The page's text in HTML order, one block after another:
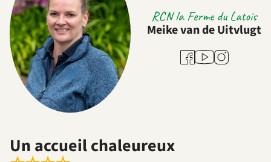
RCN la Ferme du Latois
Meike van de Uitvlugt
Facebook
YoutubeInstagram
Un accueil chaleureux